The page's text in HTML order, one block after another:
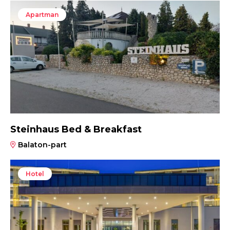
Apartman
Steinhaus Bed & Breakfast
Balaton-part
Hotel